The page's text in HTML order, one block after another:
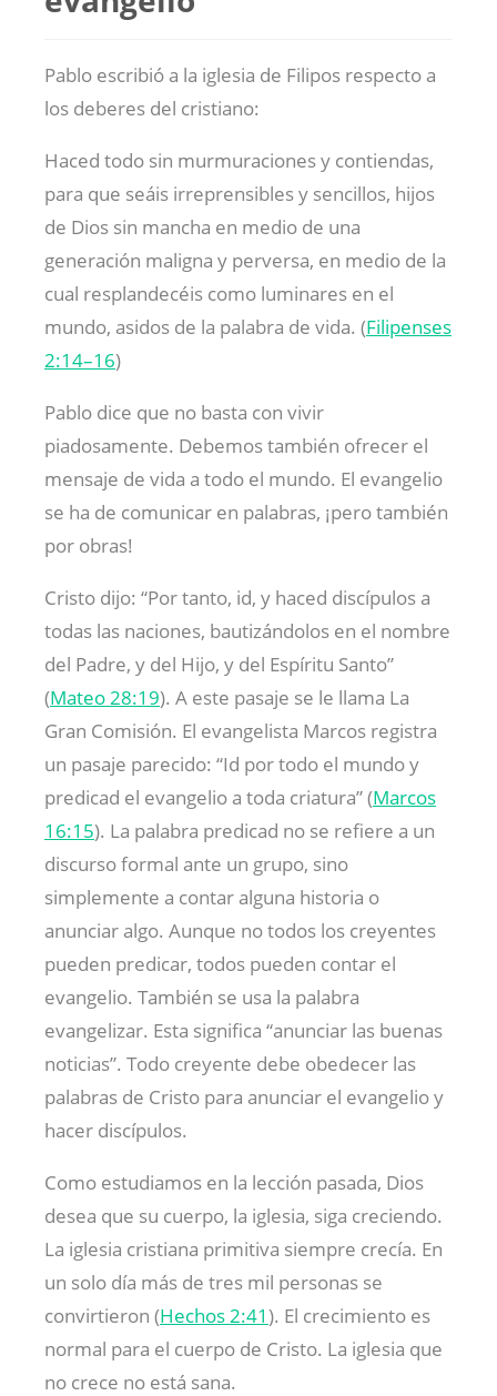
Pablo escribió a la iglesia de Filipos respecto a
los deberes del cristiano:
Haced todo sin murmuraciones y contiendas,
para que seáis irreprensibles y sencillos, hijos
de Dios sin mancha en medio de una
generación maligna y perversa, en medio de la
cual resplandecéis como luminares en el
mundo, asidos de la palabra de vida. (Filipenses
2:14–16)
Pablo dice que no basta con vivir
piadosamente. Debemos también ofrecer el
mensaje de vida a todo el mundo. El evangelio
se ha de comunicar en palabras, ¡pero también
por obras!
Cristo dijo: “Por tanto, id, y haced discípulos a
todas las naciones, bautizándolos en el nombre
del Padre, y del Hijo, y del Espíritu Santo”
(Mateo 28:19). A este pasaje se le llama La
Gran Comisión. El evangelista Marcos registra
un pasaje parecido: “Id por todo el mundo y
predicad el evangelio a toda criatura” (Marcos
16:15). La palabra predicad no se refiere a un
discurso formal ante un grupo, sino
simplemente a contar alguna historia o
anunciar algo. Aunque no todos los creyentes
pueden predicar, todos pueden contar el
evangelio. También se usa la palabra
evangelizar. Esta significa “anunciar las buenas
noticias”. Todo creyente debe obedecer las
palabras de Cristo para anunciar el evangelio y
hacer discípulos.
Como estudiamos en la lección pasada, Dios
desea que su cuerpo, la iglesia, siga creciendo.
La iglesia cristiana primitiva siempre crecía. En
un solo día más de tres mil personas se
convirtieron (Hechos 2:41). El crecimiento es
normal para el cuerpo de Cristo. La iglesia que
no crece no está sana.